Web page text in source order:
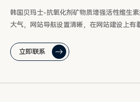
韩国贝玛士-抗氧化剂矿物质增强活性维生
大气，网站导航设置清晰，在网站建设上有
立即联系